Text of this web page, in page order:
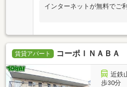
インターネットが無料でご
賃貸アパート コーポＩＮＡＢＡ
近鉄
歩30分